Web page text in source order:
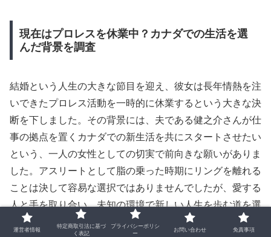
現在はプロレスを休業中？カナダでの生活を選
んだ背景を調査
結婚という人生の大きな節目を迎え、彼女は長年情熱を注
いできたプロレス活動を一時的に休業するという大きな決
断を下しました。その背景には、夫である健之介さんが仕
事の拠点を置くカナダでの新生活を共にスタートさせたい
という、一人の女性としての切実で前向きな願いがありま
した。アスリートとして脂の乗った時期にリングを離れる
ことは決して容易な選択ではありませんでしたが、愛する
人と手を取り合い、未知の環境で新しい人生を歩む道を選
んだその姿は、非常に勇気ある決断として周囲の心に深く
運営者情報
特定商取引法に基づ
く表記
プライバシーポリシ
ー
お問い合わせ 免責事項